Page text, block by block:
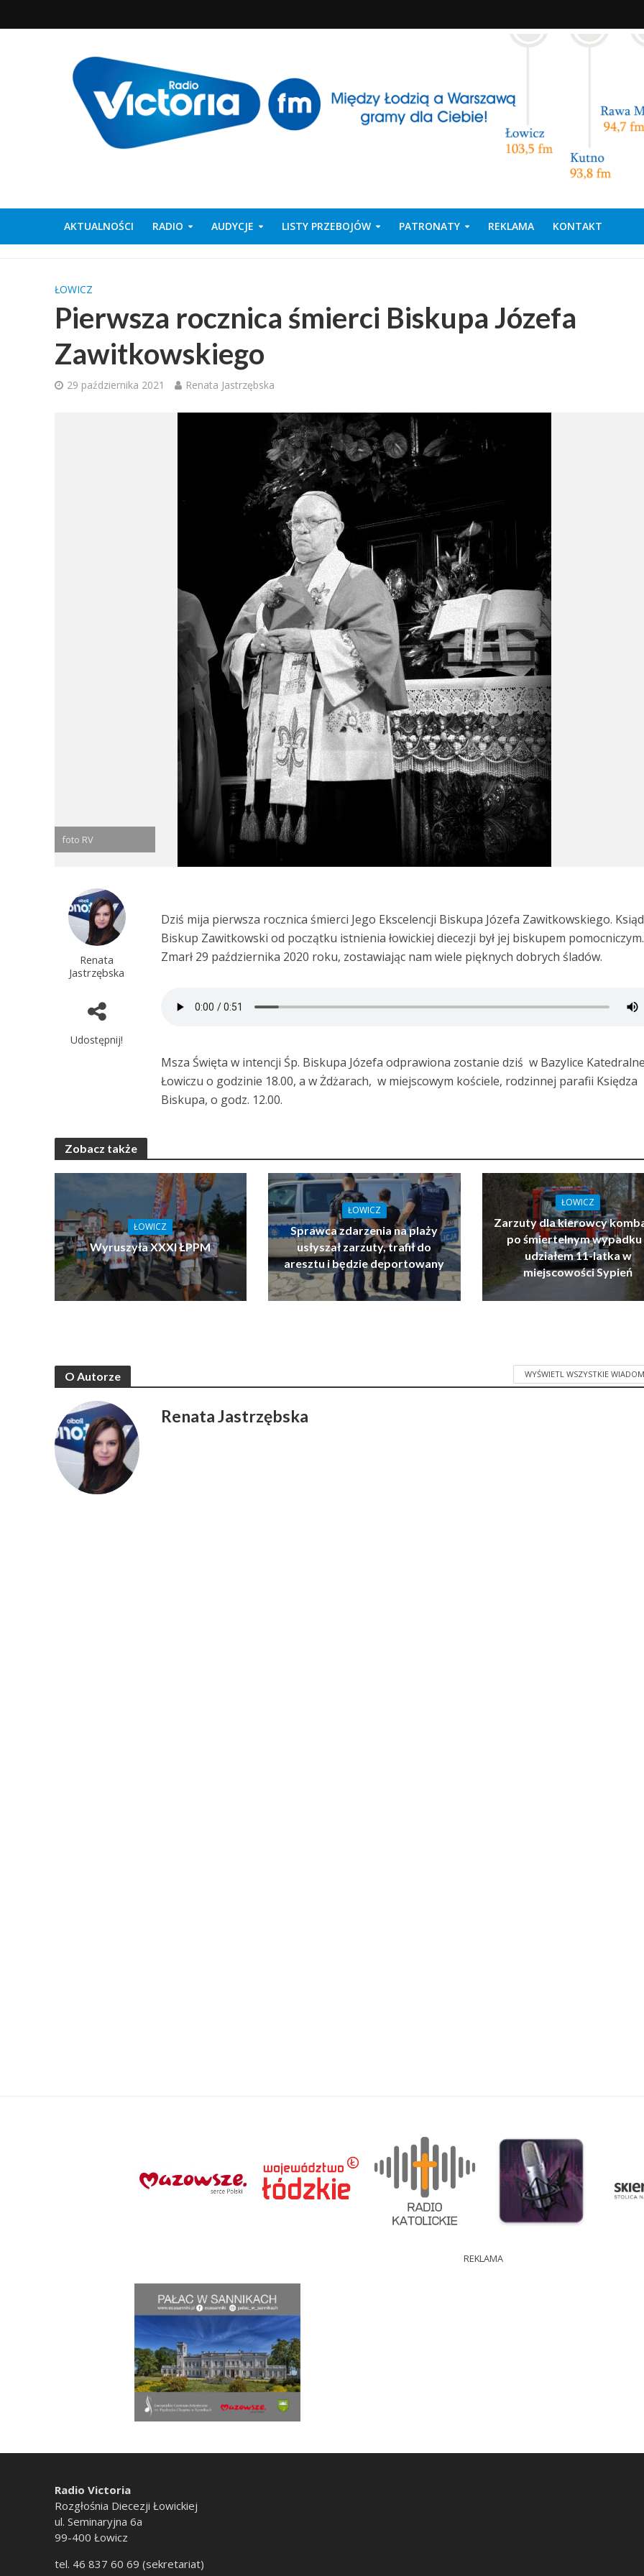
AKTUALNOŚCI RADIO AUDYCJE LISTY PRZEBOJÓW PATRONATY REKLAMA KONTAKT
ŁOWICZ
Pierwsza rocznica śmierci Biskupa Józefa
Zawitkowskiego
29 października 2021 Renata Jastrzębska
foto RV
Renata
Jastrzębska
Udostępnij!
Dziś mija pierwsza rocznica śmierci Jego Ekscelencji Biskupa Józefa Zawitkowskiego.
Biskup Zawitkowski od początku istnienia łowickiej diecezji był jej biskupem pomocniczym.
Zmarł 29 października 2020 roku, zostawiając nam wiele pięknych dobrych śladów.
Msza Święta w intencji Śp. Biskupa Józefa odprawiona zostanie dziś w Bazylice
Łowiczu o godzinie 18.00, a w Żdżarach, w miejscowym kościele, rodzinnej parafii Księdza
Biskupa, o godz. 12.00.
Zobacz także
ŁOWICZ
Wyruszyła XXXI ŁPPM
ŁOWICZ
Sprawca zdarzenia na plaży
usłyszał zarzuty, trafił do
aresztu i będzie deportowany
ŁOWICZ
Zarzuty dla kierowcy
po śmiertelnym wypadku
udziałem 11-latka w
miejscowości Sypień
O Autorze WYŚWIETL WSZYSTKIE
Renata Jastrzębska
REKLAMA
Radio Victoria
Rozgłośnia Diecezji Łowickiej
ul. Seminaryjna 6a
99-400 Łowicz
tel. 46 837 60 69 (sekretariat)